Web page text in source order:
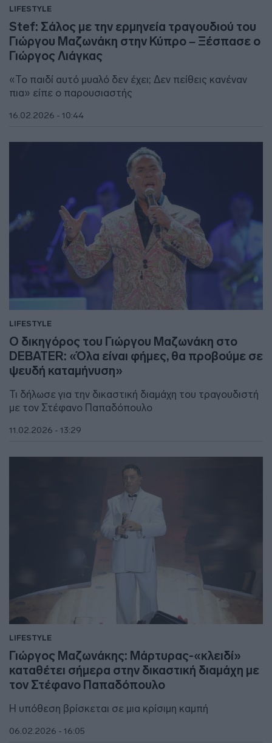
LIFESTYLE
Stef: Σάλος με την ερμηνεία τραγουδιού του
Γιώργου Μαζωνάκη στην Κύπρο – Ξέσπασε ο
Γιώργος Λιάγκας
«Το παιδί αυτό μυαλό δεν έχει; Δεν πείθεις κανέναν
πια» είπε ο παρουσιαστής
16.02.2026 - 10:44
LIFESTYLE
Ο δικηγόρος του Γιώργου Μαζωνάκη στο
DEBATER: «Όλα είναι φήμες, θα προβούμε σε
ψευδή καταμήνυση»
Τι δήλωσε για την δικαστική διαμάχη του τραγουδιστή
με τον Στέφανο Παπαδόπουλο
11.02.2026 - 13:29
LIFESTYLE
Γιώργος Μαζωνάκης: Mάρτυρας-«κλειδί»
καταθέτει σήμερα στην δικαστική διαμάχη με
τον Στέφανο Παπαδόπουλο
Η υπόθεση βρίσκεται σε μια κρίσιμη καμπή
06.02.2026 - 16:05